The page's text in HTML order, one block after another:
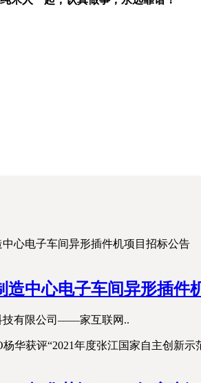
造中心电子车间异形插件
技有限公司——家互联网..